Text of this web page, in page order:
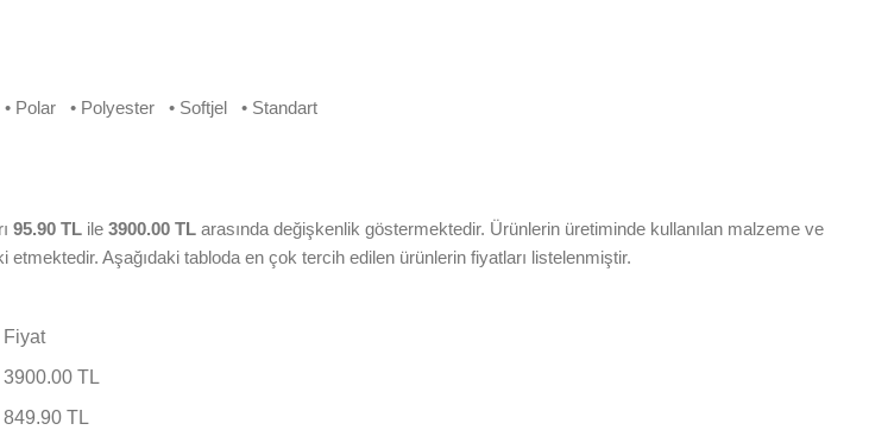
Polar • Polyester • Softjel • Standart
95.90 TL ile 3900.00 TL arasında değişkenlik göstermektedir. Ürünlerin üretiminde kullanılan malzeme ve
etmektedir. Aşağıdaki tabloda en çok tercih edilen ürünlerin fiyatları listelenmiştir.
Fiyat
3900.00 TL
849.90 TL